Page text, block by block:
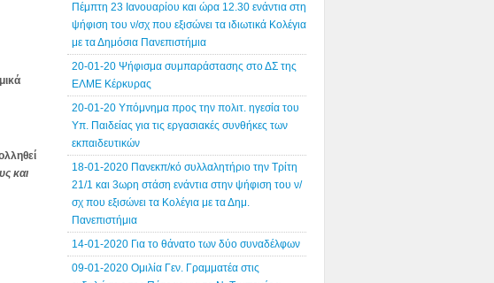
και
Πέμπτη 23 Ιανουαρίου και ώρα 12.30 ενάντια στη
ψήφιση του ν/σχ που εξισώνει τα ιδιωτικά Κολέγια
με τα Δημόσια Πανεπιστήμια
20-01-20 Ψήφισμα συμπαράστασης στο ΔΣ της
ΕΛΜΕ Κέρκυρας
20-01-20 Υπόμνημα προς την πολιτ. ηγεσία του
Υπ. Παιδείας για τις εργασιακές συνθήκες των
εκπαιδευτικών
18-01-2020 Πανεκπ/κό συλλαλητήριο την Τρίτη
21/1 και 3ωρη στάση ενάντια στην ψήφιση του ν/
σχ που εξισώνει τα Κολέγια με τα Δημ.
Πανεπιστήμια
14-01-2020 Για το θάνατο των δύο συναδέλφων
09-01-2020 Ομιλία Γεν. Γραμματέα στις